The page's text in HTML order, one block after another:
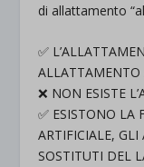
di allattamento
✅
ALLATTAMENTO
❌ NON ESISTE
✅ ESISTONO LA
ARTIFICIALE,
SOSTITUTI DEL